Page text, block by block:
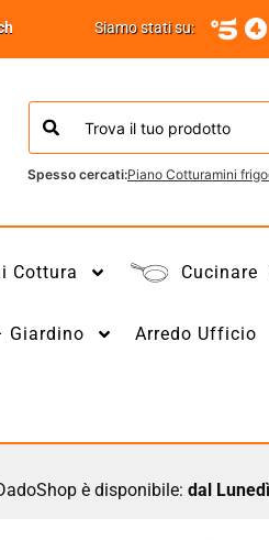
Siamo stati su:
Spesso cercati:Piano Cotturamini frigo
Cottura Cucinare
Giardino Arredo Ufficio
è disponibile: dal